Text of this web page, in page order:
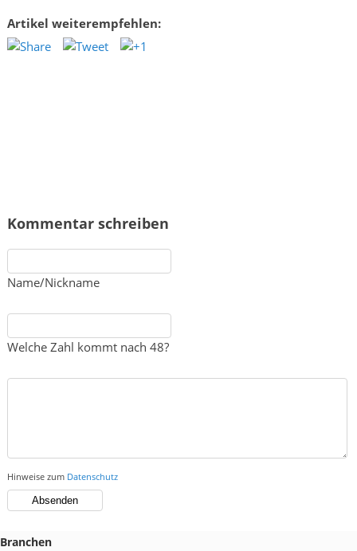
Artikel weiterempfehlen:
Kommentar schreiben
Name/Nickname
Welche Zahl kommt nach 48?
Hinweise zum Datenschutz
Branchen